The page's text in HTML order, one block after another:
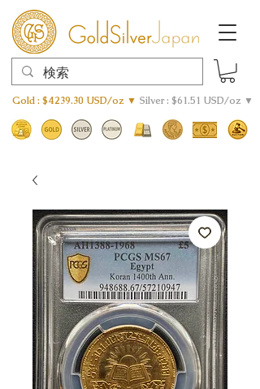
Gold : $4239.30 USD/oz ▼ Silver : $61.51 USD/oz ▼